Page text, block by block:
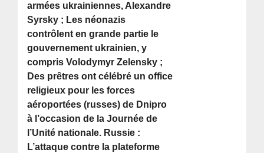
armées ukrainiennes, Alexandre
Syrsky ; Les néonazis
contrôlent en grande partie le
gouvernement ukrainien, y
compris Volodymyr Zelensky ;
Des prêtres ont célébré un office
religieux pour les forces
aéroportées (russes) de Dnipro
à l’occasion de la Journée de
l’Unité nationale. Russie :
L’attaque contre la plateforme